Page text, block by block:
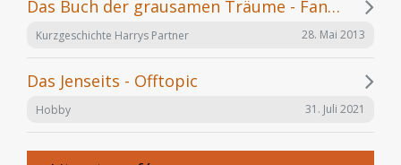
Das Buch der grausamen Träume - Fanfiction
Kurzgeschichte Harrys Partner 28. Mai 2013
Das Jenseits - Offtopic
Hobby 31. Juli 2021